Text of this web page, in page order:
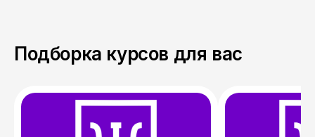
Подборка курсов для вас